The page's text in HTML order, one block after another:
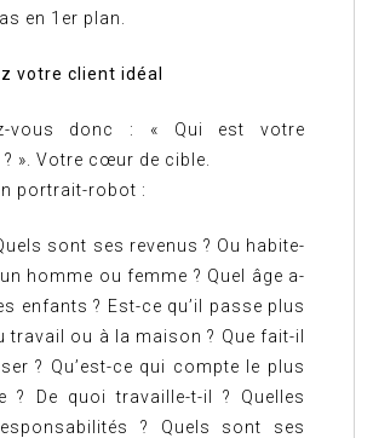
en 1er plan.
votre client idéal
vous donc : « Qui est votre
? ». Votre cœur de cible.
portrait-robot :
sont ses revenus ? Ou habite-
homme ou femme ? Quel âge a-
enfants ? Est-ce qu’il passe plus
travail ou à la maison ? Que fait-il
? Qu’est-ce qui compte le plus
? De quoi travaille-t-il ? Quelles
? Quels sont ses